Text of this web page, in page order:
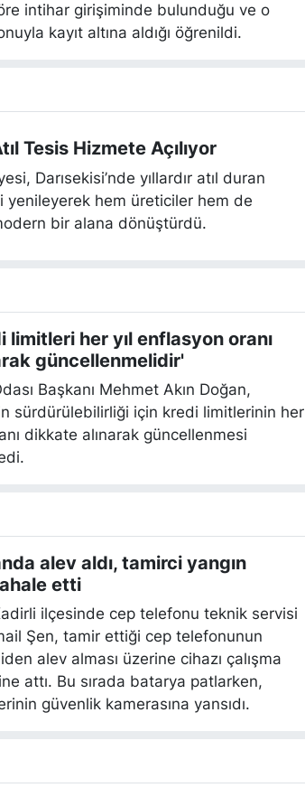
intihar girişiminde bulunduğu ve o
kayıt altına aldığı öğrenildi.
Tesis Hizmete Açılıyor
Darısekisi’nde yıllardır atıl duran
yenileyerek hem üreticiler hem de
bir alana dönüştürdü.
limitleri her yıl enflasyon oranı
güncellenmelidir'
Başkanı Mehmet Akın Doğan,
sürdürülebilirliği için kredi limitlerinin her
dikkate alınarak güncellenmesi
alev aldı, tamirci yangın
etti
ilçesinde cep telefonu teknik servisi
Şen, tamir ettiği cep telefonunun
alev alması üzerine cihazı çalışma
attı. Bu sırada batarya patlarken,
güvenlik kamerasına yansıdı.